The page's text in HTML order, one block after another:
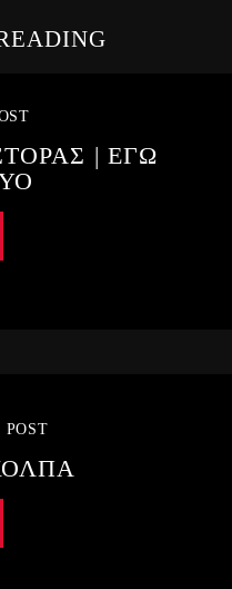
| ΕΓΩ
POST